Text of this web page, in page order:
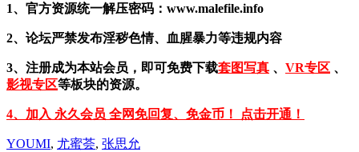
1、官方资源统一解压密码：www.malefile.info
2、论坛严禁发布淫秽色情、血腥暴力等违规内容
3、注册成为本站会员，即可免费下载套图写真 、 VR专区 、
影视专区等板块的资源。
4、加入 永久会员 全网免回复、免金币！ 点击开通！
YOUMI, 尤蜜荟, 张思允